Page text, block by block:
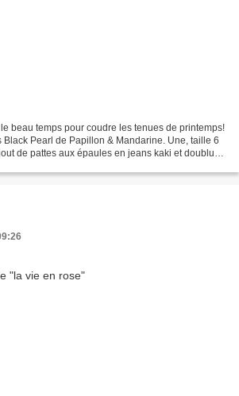
beau temps pour coudre les tenues de printemps!
Black Pearl de Papillon & Mandarine. Une, taille 6
de pattes aux épaules en jeans kaki et doublure